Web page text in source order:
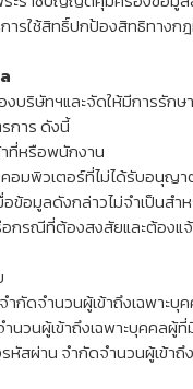
รใช้สิทธิ์ปกป้องสิทธิทาง
บริษัทฯและจัดให้มีการรั
ตรการ ดังนี้­
น้าที่หรือพนักงาน­
บคอมพิวเตอร์ที่ไม่ได้รับอนุ
อมูลดังกล่าวไม่จำเป็น
ที่ต้องสงสัยและต้องแจ้
กัดจำนวนผู้เข้าถึงเฉพาะ
วนผู้เข้าถึงเฉพาะบุคคลผู้
สผ่าน จำกัดจำนวนผู้เข้า